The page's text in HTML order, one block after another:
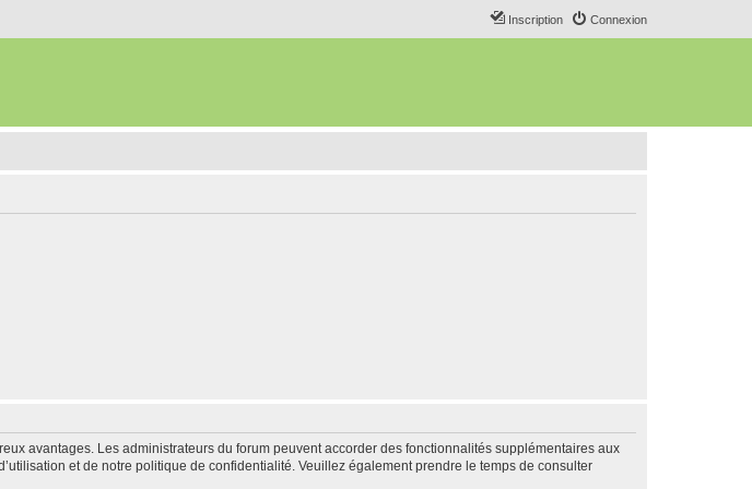
Connexion
Inscription
avantages. Les administrateurs du forum peuvent accorder des fonctionnalités supplémentaires aux
et de notre politique de confidentialité. Veuillez également prendre le temps de consulter